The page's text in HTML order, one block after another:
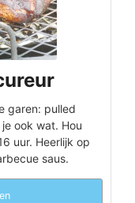
garen: pulled
ook wat. Hou
uur. Heerlijk op
saus.